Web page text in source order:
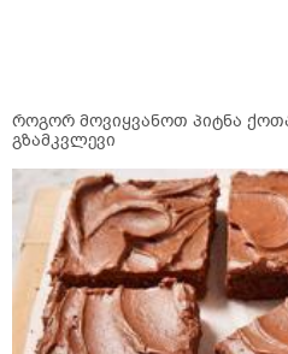
როგორ მოვიყვანოთ პიტნა
გზამკვლევი